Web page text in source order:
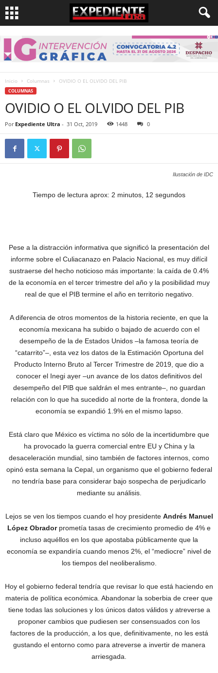
Inicio Columnas OVIDIO O EL OLVIDO DEL PIB
COLUMNAS
OVIDIO O EL OLVIDO DEL PIB
Por Expediente Ultra - 31 Oct, 2019 1448 0
Ilustación de IDC
Tiempo de lectura aprox: 2 minutos, 12 segundos
Pese a la distracción informativa que significó la presentación del
informe sobre el Culiacanazo en Palacio Nacional, es muy difícil
sustraerse del hecho noticioso más importante: la caída de 0.4%
de la economía en el tercer trimestre del año y la posibilidad muy
real de que el PIB termine el año en territorio negativo.
A diferencia de otros momentos de la historia reciente, en que la
economía mexicana ha subido o bajado de acuerdo con el
desempeño de la de Estados Unidos –la famosa teoría de
“catarrito”–, esta vez los datos de la Estimación Oportuna del
Producto Interno Bruto al Tercer Trimestre de 2019, que dio a
conocer el Inegi ayer –un avance de los datos definitivos del
desempeño del PIB que saldrán el mes entrante–, no guardan
relación con lo que ha sucedido al norte de la frontera, donde la
economía se expandió 1.9% en el mismo lapso.
Está claro que México es víctima no sólo de la incertidumbre que
ha provocado la guerra comercial entre EU y China y la
desaceleración mundial, sino también de factores internos, como
opinó esta semana la Cepal, un organismo que el gobierno federal
no tendría base para considerar bajo sospecha de perjudicarlo
mediante su análisis.
Lejos se ven los tiempos cuando el hoy presidente Andrés Manuel
López Obradorprometía tasas de crecimiento promedio de 4% e
incluso aquéllos en los que apostaba públicamente que la
economía se expandiría cuando menos 2%, el “mediocre” nivel de
los tiempos del neoliberalismo.
Hoy el gobierno federal tendría que revisar lo que está haciendo en
materia de política económica. Abandonar la soberbia de creer que
tiene todas las soluciones y los únicos datos válidos y atreverse a
proponer cambios que pudiesen ser consensuados con los
factores de la producción, a los que, definitivamente, no les está
gustando el entorno como para atreverse a invertir de manera
arriesgada.